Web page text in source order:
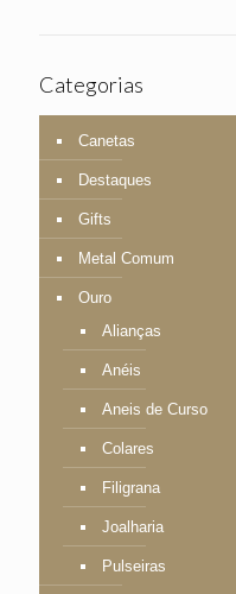
Categorias
Canetas
Destaques
Gifts
Metal Comum
Ouro
Alianças
Anéis
Aneis de Curso
Colares
Filigrana
Joalharia
Pulseiras